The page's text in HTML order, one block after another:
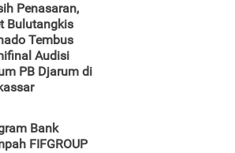
Penasaran,
Bulutangkis
Tembus
Audisi
PB Djarum di
Bank
FIFGROUP